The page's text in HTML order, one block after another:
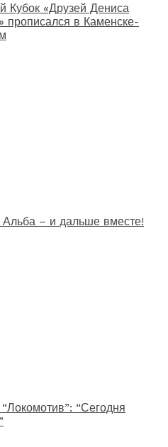
Кубок «Друзей Дениса
прописался в Каменске-
Альба – и дальше вместе!
“Сегодня